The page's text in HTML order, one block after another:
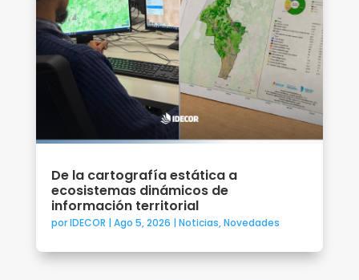
De la cartografía estática a
ecosistemas dinámicos de
información territorial
porIDECOR Ago 5, 2026 Noticias,Novedades